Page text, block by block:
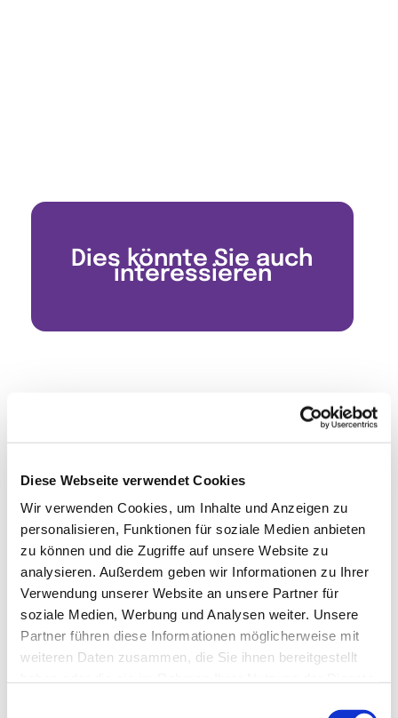
Diese Webseite verwendet Cookies
Wir verwenden Cookies, um Inhalte und Anzeigen zu
personalisieren, Funktionen für soziale Medien anbieten
zu können und die Zugriffe auf unsere Website zu
analysieren. Außerdem geben wir Informationen zu Ihrer
Verwendung unserer Website an unsere Partner für
soziale Medien, Werbung und Analysen weiter. Unsere
Partner führen diese Informationen möglicherweise mit
weiteren Daten zusammen, die Sie ihnen bereitgestellt
Dies könnte Sie auch
interessieren